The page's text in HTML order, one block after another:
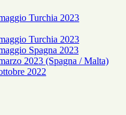
Turchia 2023
Turchia 2023
Spagna 2023
2023 (Spagna / Malta)
2022